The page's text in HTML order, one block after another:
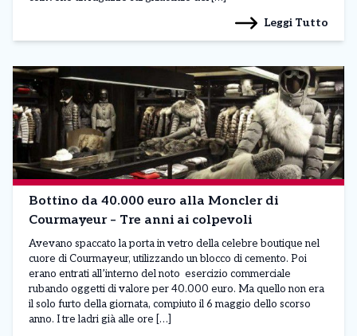
Leggi Tutto
Bottino da 40.000 euro alla Moncler di
Courmayeur – Tre anni ai colpevoli
Avevano spaccato la porta in vetro della celebre boutique nel
cuore di Courmayeur, utilizzando un blocco di cemento. Poi
erano entrati all’interno del noto esercizio commerciale
rubando oggetti di valore per 40.000 euro. Ma quello non era
il solo furto della giornata, compiuto il 6 maggio dello scorso
anno. I tre ladri già alle ore […]